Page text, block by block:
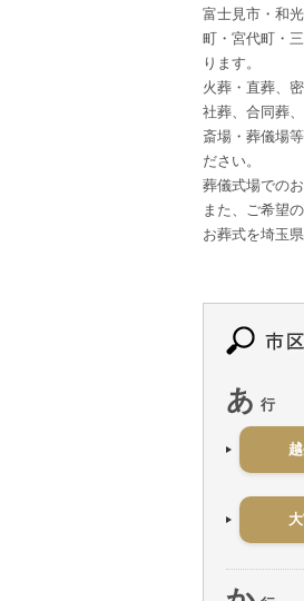
富士見市・和
町・宮代町・
ります。
火葬・直葬、
社葬、合同葬
斎場・葬儀場
ださい。
葬儀式場での
また、ご希望
お葬式を埼玉
あ 行